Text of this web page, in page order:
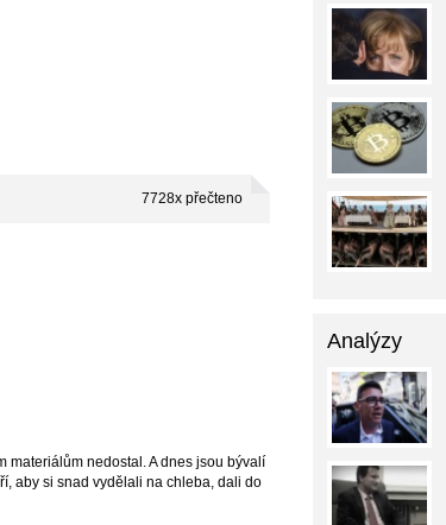
7728x přečteno
materiálům nedostal. A dnes jsou bývalí
aby si snad vydělali na chleba, dali do
Analýzy